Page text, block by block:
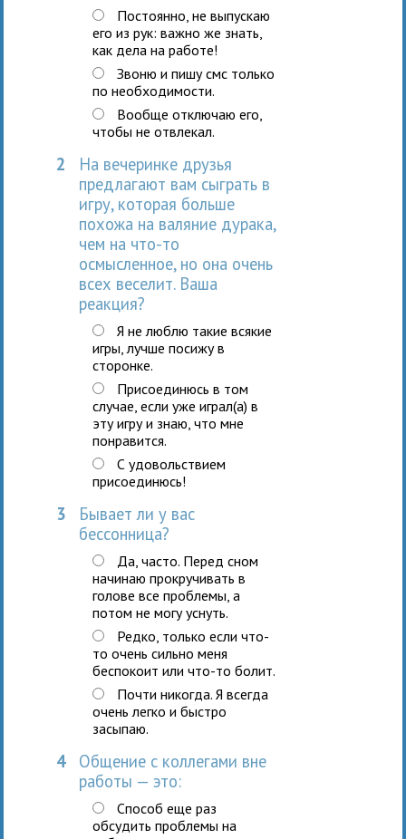
Постоянно, не выпускаю
его из рук: важно же знать,
как дела на работе!
Звоню и пишу смс только
по необходимости.
Вообще отключаю его,
чтобы не отвлекал.
2
На вечеринке друзья
предлагают вам сыграть в
игру, которая больше
похожа на валяние дурака,
чем на что-то
осмысленное, но она очень
всех веселит. Ваша
реакция?
Я не люблю такие всякие
игры, лучше посижу в
сторонке.
Присоединюсь в том
случае, если уже играл(а) в
эту игру и знаю, что мне
понравится.
С удовольствием
присоединюсь!
3
Бывает ли у вас
бессонница?
Да, часто. Перед сном
начинаю прокручивать в
голове все проблемы, а
потом не могу уснуть.
Редко, только если что-
то очень сильно меня
беспокоит или что-то болит.
Почти никогда. Я всегда
очень легко и быстро
засыпаю.
4
Общение с коллегами вне
работы — это:
Способ еще раз
обсудить проблемы на